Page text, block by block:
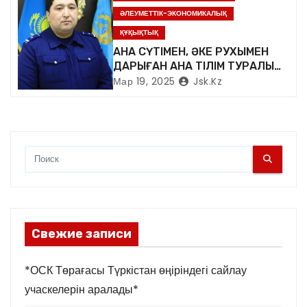
ӘЛЕУМЕТТІК-ЭКОНОМИКАЛЫҚ
ҚҰҚЫҚТЫҚ
АНА СҮТІМЕН, ӘКЕ РУХЫМЕН
ДАРЫҒАН АНА ТІЛІМ ТУРАЛЫ…
Мар 19, 2025 Jsk.kz
Свежие записи
*ОСК Төрағасы Түркістан өңіріндегі сайлау
учаскелерін аралады*